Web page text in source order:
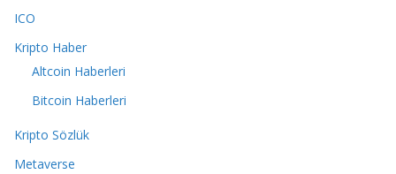
ICO
Kripto Haber
Altcoin Haberleri
Bitcoin Haberleri
Kripto Sözlük
Metaverse